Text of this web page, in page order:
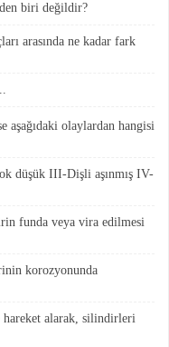
biri değildir?
arasında ne kadar fark
aşağıdaki olaylardan hangisi
düşük III-Dişli aşınmış IV-
funda veya vira edilmesi
korozyonunda
hareket alarak, silindirleri